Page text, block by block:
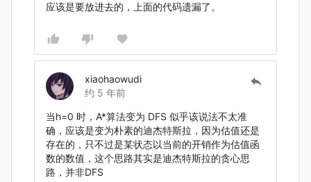
应该是要放进去的，上面的代码遗漏了。
xiaohaowudi
约 5 年前
当h=0 时，A*算法变为 DFS 似乎该说法不太准
确，应该是变为朴素的迪杰特斯拉，因为估值还是
存在的，只不过是某状态以当前的开销作为估值函
数的数值，这个思路其实是迪杰特斯拉的贪心思
路，并非DFS